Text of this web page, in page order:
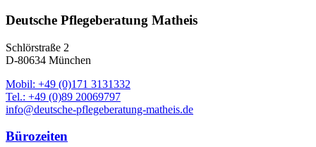
Deutsche Pflegeberatung Matheis
Schlörstraße 2
D-80634 München
Mobil: +49 (0)171 3131332
Tel.: +49 (0)89 20069797
info@deutsche-pflegeberatung-matheis.de
Bürozeiten